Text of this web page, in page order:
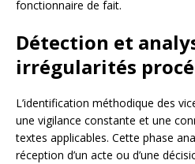
fonctionnaire de fait.
Détection et
irrégularités
L’identification méthodique des
une vigilance constante et une
textes applicables. Cette phase
réception d’un acte ou d’une